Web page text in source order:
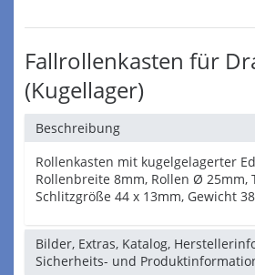
Fallrollenkasten für
(Kugellager)
Beschreibung
Rollenkasten mit kugelgelagerter
Rollenbreite 8mm, Rollen Ø 25mm,
Schlitzgröße 44 x 13mm, Gewicht
Bilder, Extras, Katalog,
Sicherheits- und